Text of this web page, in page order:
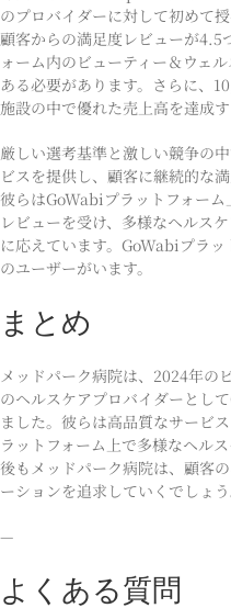
のプロバイダーに対して初めて
顧客からの満足度レビューが4.5
ォーム内のビューティー＆ウェ
ある必要があります。さらに、
施設の中で優れた売上高を達成す
厳しい選考基準と激しい競争の
ビスを提供し、顧客に継続的な
彼らはGoWabiプラットフォー
レビューを受け、多様なヘルス
に応えています。GoWabiプラ
のユーザーがいます。
まとめ
メッドパーク病院は、2024年の
のヘルスケアプロバイダーとし
ました。彼らは高品質なサービ
ラットフォーム上で多様なヘル
後もメッドパーク病院は、顧客
ーションを追求していくでしょう
—
よくある質問